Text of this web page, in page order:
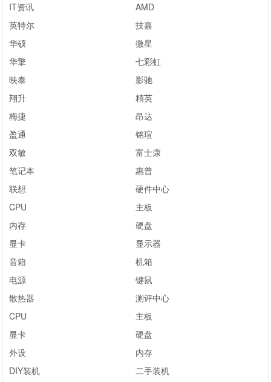
IT资讯
AMD
英特尔
技嘉
华硕
微星
华擎
七彩虹
映泰
影驰
翔升
精英
梅捷
昂达
盈通
铭瑄
双敏
富士康
笔记本
惠普
联想
硬件中心
CPU
主板
内存
硬盘
显卡
显示器
音箱
机箱
电源
键鼠
散热器
测评中心
CPU
主板
显卡
硬盘
外设
内存
DIY装机
二手装机